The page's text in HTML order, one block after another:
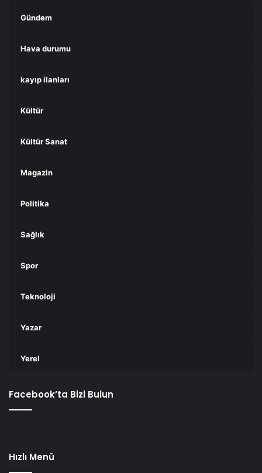
Gündem
Hava durumu
kayıp ilanları
Kültür
Kültür Sanat
Magazin
Politika
Sağlık
Spor
Teknoloji
Yazar
Yerel
Facebook’ta Bizi Bulun
Hızlı Menü